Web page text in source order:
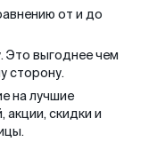
от и до
Это выгоднее чем
сторону.
на лучшие
скидки и